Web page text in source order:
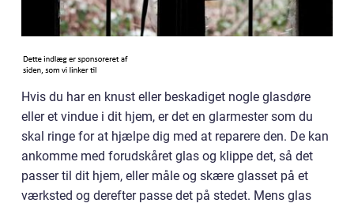
Hvis du har en knust eller beskadiget nogle glasdøre
eller et vindue i dit hjem, er det en glarmester som du
skal ringe for at hjælpe dig med at reparere den. De kan
ankomme med forudskåret glas og klippe det, så det
passer til dit hjem, eller måle og skære glasset på et
værksted og derefter passe det på stedet. Mens glas